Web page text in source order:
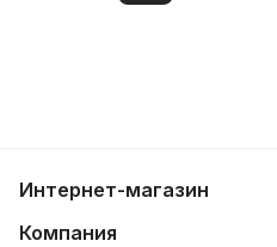
Интернет-магазин
Компания